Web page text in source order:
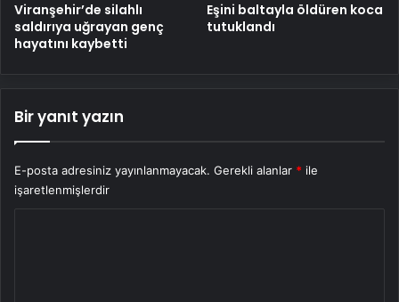
Viranşehir’de silahlı
saldırıya uğrayan genç
hayatını kaybetti
Eşini baltayla öldüren koca
tutuklandı
Bir yanıt yazın
E-posta adresiniz yayınlanmayacak. Gerekli alanlar * ile
işaretlenmişlerdir